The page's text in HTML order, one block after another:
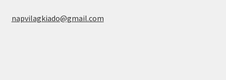
napvilagkiado@gmail.com